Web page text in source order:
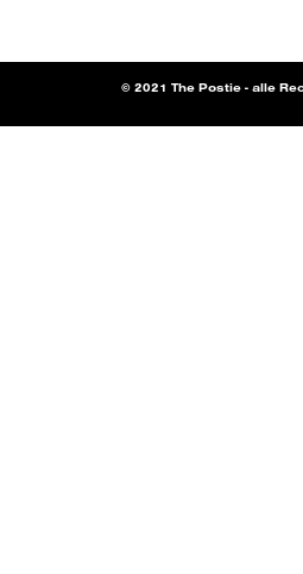
© 2021 The Postie - alle